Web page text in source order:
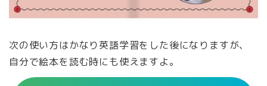
次の使い方はかなり英語学習をした後になりますが、
自分で絵本を読む時にも使えますよ。